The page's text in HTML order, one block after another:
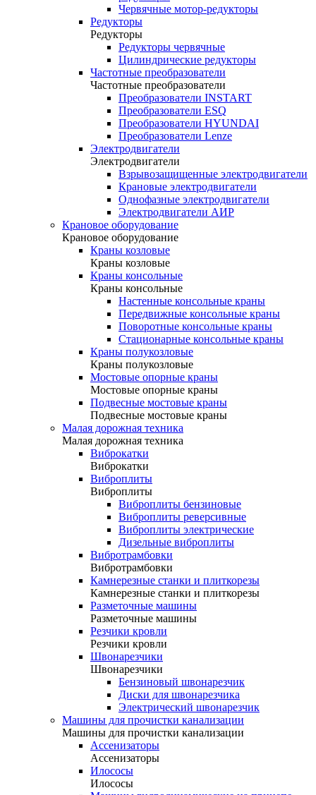
Червячные мотор-редукторы
Редукторы
Редукторы
Редукторы червячные
Цилиндрические редукторы
Частотные преобразователи
Частотные преобразователи
Преобразователи INSTART
Преобразователи ESQ
Преобразователи HYUNDAI
Преобразователи Lenze
Электродвигатели
Электродвигатели
Взрывозащищенные электродвигатели
Крановые электродвигатели
Однофазные электродвигатели
Электродвигатели АИР
Крановое оборудование
Крановое оборудование
Краны козловые
Краны козловые
Краны консольные
Краны консольные
Настенные консольные краны
Передвижные консольные краны
Поворотные консольные краны
Стационарные консольные краны
Краны полукозловые
Краны полукозловые
Мостовые опорные краны
Мостовые опорные краны
Подвесные мостовые краны
Подвесные мостовые краны
Малая дорожная техника
Малая дорожная техника
Виброкатки
Виброкатки
Виброплиты
Виброплиты
Виброплиты бензиновые
Виброплиты реверсивные
Виброплиты электрические
Дизельные виброплиты
Вибротрамбовки
Вибротрамбовки
Камнерезные станки и плиткорезы
Камнерезные станки и плиткорезы
Разметочные машины
Разметочные машины
Резчики кровли
Резчики кровли
Швонарезчики
Швонарезчики
Бензиновый швонарезчик
Диски для швонарезчика
Электрический швонарезчик
Машины для прочистки канализации
Машины для прочистки канализации
Ассенизаторы
Ассенизаторы
Илососы
Илососы